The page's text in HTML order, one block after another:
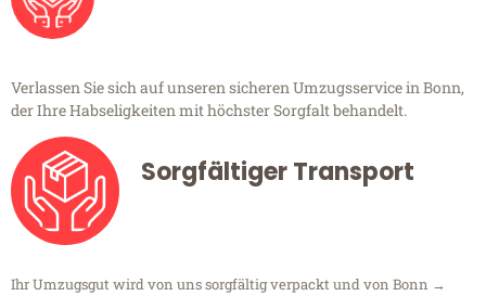
Verlassen Sie sich auf unseren sicheren Umzugsservice in Bonn,
der Ihre Habseligkeiten mit höchster Sorgfalt behandelt.
Sorgfältiger Transport
Ihr Umzugsgut wird von uns sorgfältig verpackt und von Bonn →